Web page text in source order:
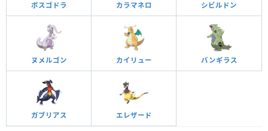
ボスゴドラ カラマネロ シビルドン
ヌメルゴン カイリュー バンギラス
ガブリアス エレザード